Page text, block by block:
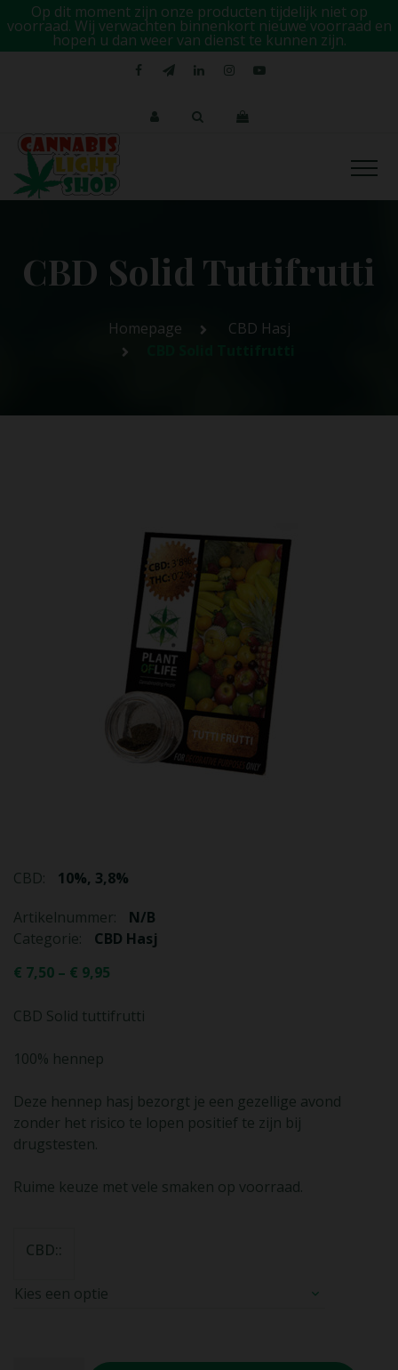
Op dit moment zijn onze producten tijdelijk niet op
voorraad. Wij verwachten binnenkort nieuwe voorraad en
hopen u dan weer van dienst te kunnen zijn.
CBD Solid Tuttifrutti
Homepage
CBD Hasj
CBD:
10%, 3,8%
Artikelnummer:
N/B
Categorie:
CBD Hasj
€ 7,50 – € 9,95
CBD Solid tuttifrutti
100% hennep
Deze hennep hasj bezorgt je een gezellige avond
zonder het risico te lopen positief te zijn bij
drugstesten.
Ruime keuze met vele smaken op voorraad.
CBD: